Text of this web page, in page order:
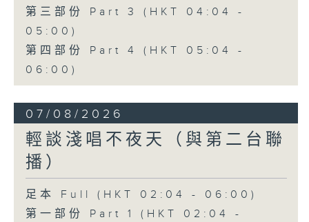
第三部份 Part 3 (HKT 04:04 -
05:00)
第四部份 Part 4 (HKT 05:04 -
06:00)
07/08/2026
輕談淺唱不夜天（與第二台聯
播）
足本 Full (HKT 02:04 - 06:00)
第一部份 Part 1 (HKT 02:04 -